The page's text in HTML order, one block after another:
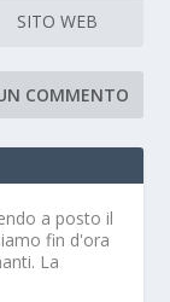
a posto il
fin d'ora
La